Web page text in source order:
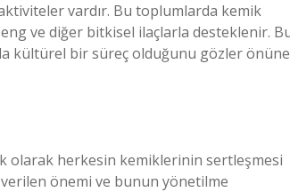
vardır. Bu toplumlarda kemik
ve diğer bitkisel ilaçlarla desteklenir.
kültürel bir süreç olduğunu gözler önüne
olarak herkesin kemiklerinin sertleşmesi
önemi ve bunun yönetilme